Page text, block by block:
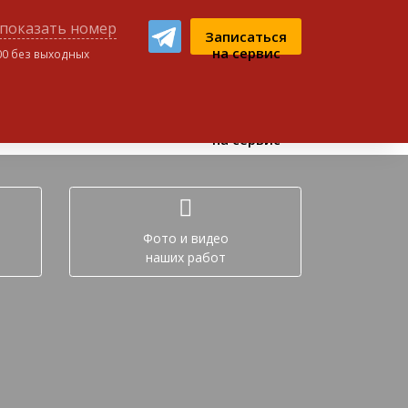
Записаться
на сервис
показать номер
без выходных
на сервис
Фото и видео
наших работ